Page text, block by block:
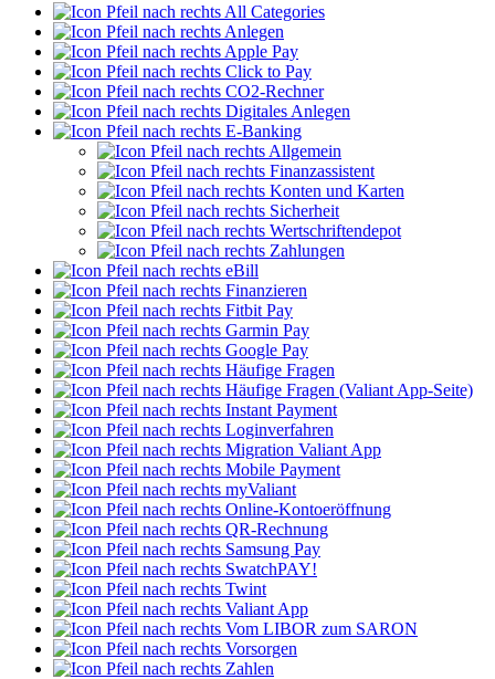
All Categories
Anlegen
Apple Pay
Click to Pay
CO2-Rechner
Digitales Anlegen
E-Banking
Allgemein
Finanzassistent
Konten und Karten
Sicherheit
Wertschriftendepot
Zahlungen
eBill
Finanzieren
Fitbit Pay
Garmin Pay
Google Pay
Häufige Fragen
Häufige Fragen (Valiant App-Seite)
Instant Payment
Loginverfahren
Migration Valiant App
Mobile Payment
myValiant
Online-Kontoeröffnung
QR-Rechnung
Samsung Pay
SwatchPAY!
Twint
Valiant App
Vom LIBOR zum SARON
Vorsorgen
Zahlen